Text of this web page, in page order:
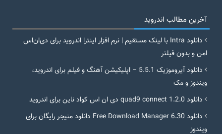
آخرین مطالب اندروید
دانلود Intra با لینک مستقیم | نرم افزار اینترا اندروید برای دی‌ان‌اس
امن و بدون فیلتر
دانلود آیروموزیک 5.5.1 – اپلیکیشن آهنگ و فیلم برای اندروید،
ویندوز و مک
دانلود quad9 connect 1.2.0 دی ان اس کواد ناین برای اندروید
دانلود Free Download Manager 6.30 دانلود منیجر رایگان برای
ویندوز